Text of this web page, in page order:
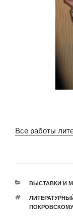
Все работы
РУБРИКИ
ВЫСТАВКИ И
МЕТКИ